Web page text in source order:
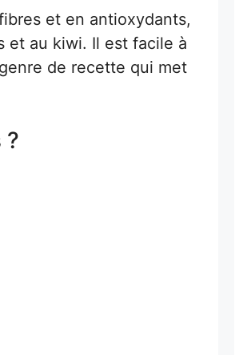
et en antioxydants,
et au kiwi. Il est facile à
de recette qui met
?